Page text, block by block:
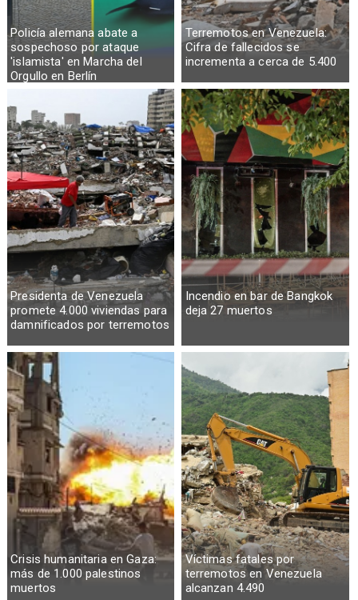
Policía alemana abate a
sospechoso por ataque
'islamista' en Marcha del
Orgullo en Berlín
Terremotos en Venezuela:
Cifra de fallecidos se
incrementa a cerca de 5.400
Presidenta de Venezuela
promete 4.000 viviendas para
damnificados por terremotos
Incendio en bar de Bangkok
deja 27 muertos
Crisis humanitaria en Gaza:
más de 1.000 palestinos
muertos
Víctimas fatales por
terremotos en Venezuela
alcanzan 4.490